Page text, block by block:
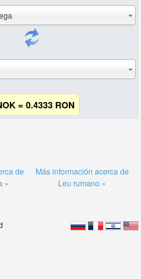
= 0.4333 RON
de
»
Más información acerca de
Leu rumano »